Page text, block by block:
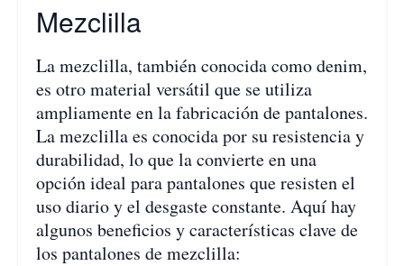
Mezclilla
La mezclilla, también conocida como denim,
es otro material versátil que se utiliza
ampliamente en la fabricación de pantalones.
La mezclilla es conocida por su resistencia y
durabilidad, lo que la convierte en una
opción ideal para pantalones que resisten el
uso diario y el desgaste constante. Aquí hay
algunos beneficios y características clave de
los pantalones de mezclilla: